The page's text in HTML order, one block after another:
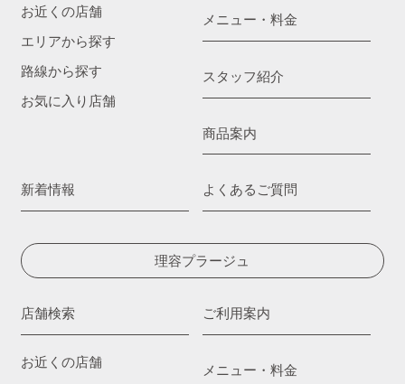
お近くの店舗
エリアから探す
路線から探す
お気に入り店舗
メニュー・料金
スタッフ紹介
商品案内
新着情報 よくあるご質問
理容プラージュ
店舗検索
お近くの店舗
ご利用案内
メニュー・料金